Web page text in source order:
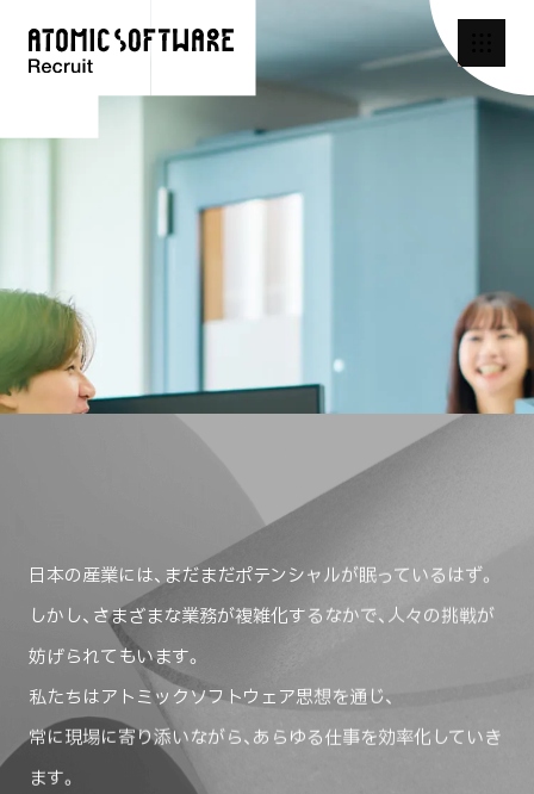
未来に、もっと余白を。
日本の産業には、まだまだポテンシャルが眠っているはず。
しかし、さまざまな業務が複雑化するなかで、人々の挑戦が
妨げられてもいます。
私たちはアトミックソフトウェア思想を通じ、
常に現場に寄り添いながら、あらゆる仕事を効率化していき
ます。